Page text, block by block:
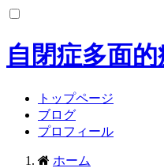
コ
テ
ン
自閉症多面
トップページ
ブログ
プロフィール
ホーム